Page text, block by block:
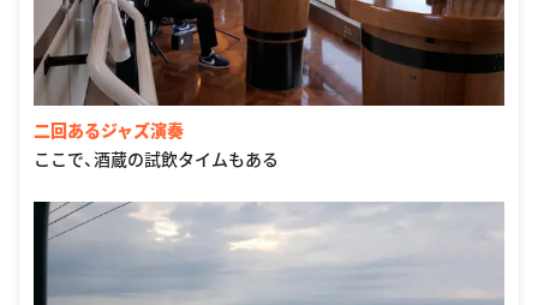
二回あるジャズ演奏
ここで、酒蔵の試飲タイムもある